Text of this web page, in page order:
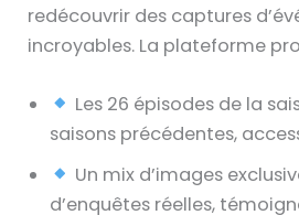
redécouvrir des captures
incroyables. La plateforme
Les 26 épisodes de la
saisons précédentes,
Un mix d’images
d’enquêtes réelles,